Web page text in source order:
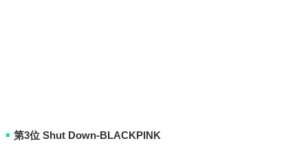
■ 第3位 Shut Down-BLACKPINK